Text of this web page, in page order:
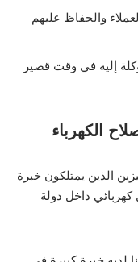
والحفاظ عليهم
إليه في وقت قصير
الكهرباء
الذين يمتلكون خبرة
داخل دولة